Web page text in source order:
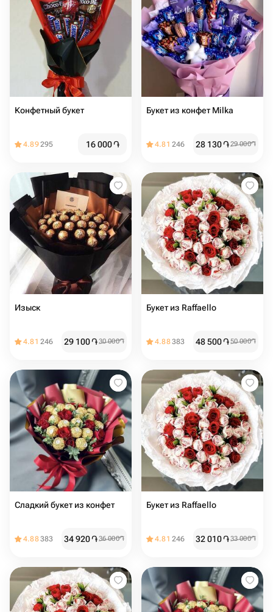
Конфетный букет
4.89295 16 000֏
Букет из конфет Milka
4.81 246 28 130֏29 000֏
Изыск
4.81 246 29 100֏30 000֏
Букет из Raffaello
4.88383 48 500֏50 000֏
Сладкий букет из конфет
4.88383 34 920֏36 000֏
Букет из Raffaello
4.81 246 32 010֏33 000֏